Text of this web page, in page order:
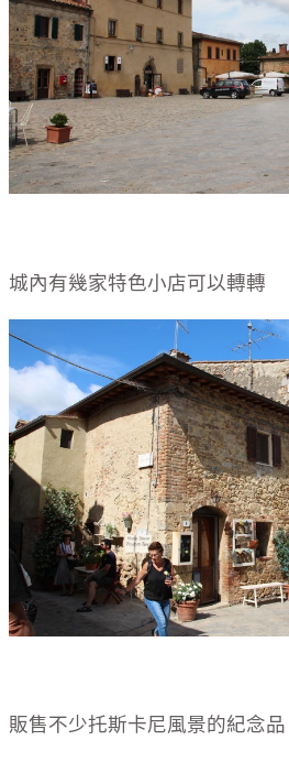
城內有幾家特色小店可以轉轉
販售不少托斯卡尼風景的紀念品